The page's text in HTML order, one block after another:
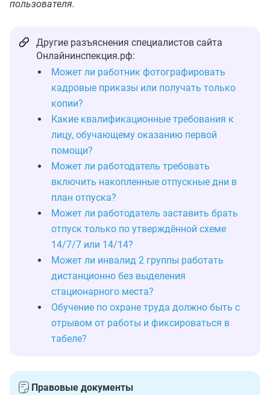
пользователя.
Другие разъяснения специалистов сайта
Онлайнинспекция.рф:
Может ли работник фотографировать
кадровые приказы или получать только
копии?
Какие квалификационные требования к
лицу, обучающему оказанию первой
помощи?
Может ли работодатель требовать
включить накопленные отпускные дни в
план отпуска?
Может ли работодатель заставить брать
отпуск только по утверждённой схеме
14/7/7 или 14/14?
Может ли инвалид 2 группы работать
дистанционно без выделения
стационарного места?
Обучение по охране труда должно быть с
отрывом от работы и фиксироваться в
табеле?
Правовые документы